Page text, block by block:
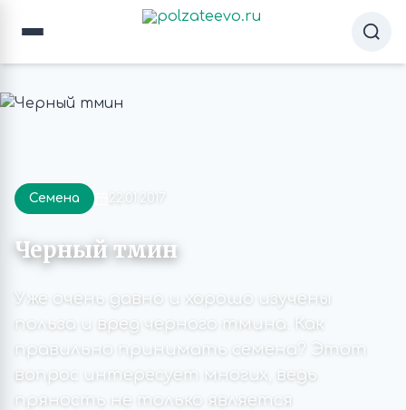
Семена 22.01.2017
Черный тмин
Уже очень давно и хорошо изучены
польза и вред черного тмина. Как
правильно принимать семена? Этот
вопрос интересует многих, ведь
пряность не только является